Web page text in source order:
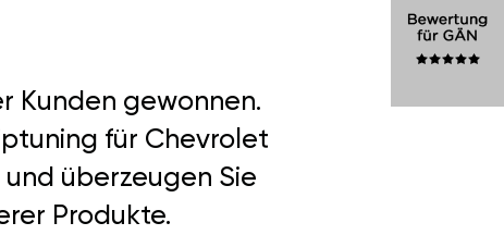
Kunden gewonnen.
für Chevrolet
und überzeugen Sie
Produkte.